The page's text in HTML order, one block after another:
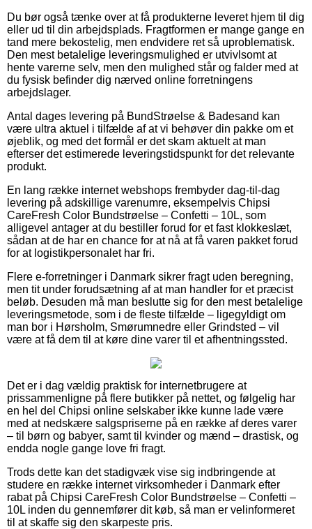
Du bør også tænke over at få produkterne leveret hjem til dig
eller ud til din arbejdsplads. Fragtformen er mange gange en
tand mere bekostelig, men endvidere ret så uproblematisk.
Den mest betalelige leveringsmulighed er utvivlsomt at
hente varerne selv, men den mulighed står og falder med at
du fysisk befinder dig nærved online forretningens
arbejdslager.
Antal dages levering på BundStrøelse & Badesand kan
være ultra aktuel i tilfælde af at vi behøver din pakke om et
øjeblik, og med det formål er det skam aktuelt at man
efterser det estimerede leveringstidspunkt for det relevante
produkt.
En lang række internet webshops frembyder dag-til-dag
levering på adskillige varenumre, eksempelvis Chipsi
CareFresh Color Bundstrøelse – Confetti – 10L, som
alligevel antager at du bestiller forud for et fast klokkeslæt,
sådan at de har en chance for at nå at få varen pakket forud
for at logistikpersonalet har fri.
Flere e-forretninger i Danmark sikrer fragt uden beregning,
men tit under forudsætning af at man handler for et præcist
beløb. Desuden må man beslutte sig for den mest betalelige
leveringsmetode, som i de fleste tilfælde – ligegyldigt om
man bor i Hørsholm, Smørumnedre eller Grindsted – vil
være at få dem til at køre dine varer til et afhentningssted.
Det er i dag vældig praktisk for internetbrugere at
prissammenligne på flere butikker på nettet, og følgelig har
en hel del Chipsi online selskaber ikke kunne lade være
med at nedskære salgspriserne på en række af deres varer
– til børn og babyer, samt til kvinder og mænd – drastisk, og
endda nogle gange love fri fragt.
Trods dette kan det stadigvæk vise sig indbringende at
studere en række internet virksomheder i Danmark efter
rabat på Chipsi CareFresh Color Bundstrøelse – Confetti –
10L inden du gennemfører dit køb, så man er velinformeret
til at skaffe sig den skarpeste pris.